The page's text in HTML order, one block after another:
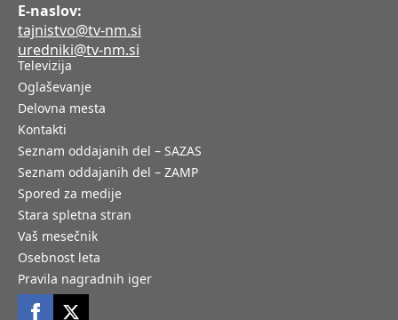
E-naslov:
tajnistvo@tv-nm.si
uredniki@tv-nm.si
Televizija
Oglaševanje
Delovna mesta
Kontakti
Seznam oddajanih del – SAZAS
Seznam oddajanih del – ZAMP
Spored za medije
Stara spletna stran
Vaš mesečnik
Osebnost leta
Pravila nagradnih iger